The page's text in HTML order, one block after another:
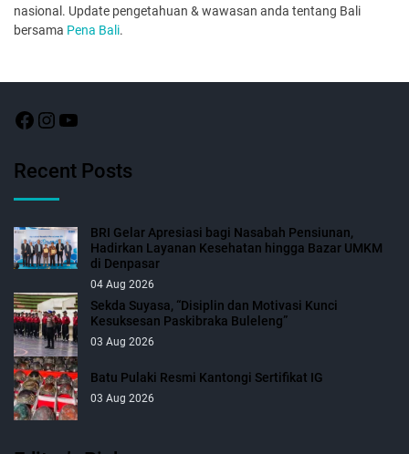
nasional. Update pengetahuan & wawasan anda tentang Bali
bersama Pena Bali.
Recent Posts
BRI Gelar Apresiasi bagi Nasabah Pensiunan,
Hadirkan Layanan Kesehatan hingga Bazar UMKM
di Denpasar
04 Aug 2026
Sekda Suyasa, “Disiplin dan Motivasi Kunci
Kesuksesan Paskibraka Buleleng”
03 Aug 2026
Batu Pulaki Resmi Kantongi Sertifikat IG
03 Aug 2026